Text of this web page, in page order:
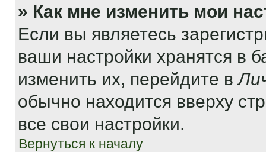
» Как мне изменить мои
Если вы являетесь
ваши настройки хранятся в
изменить их, перейдите в
обычно находится вверху
все свои настройки.
Вернуться к началу